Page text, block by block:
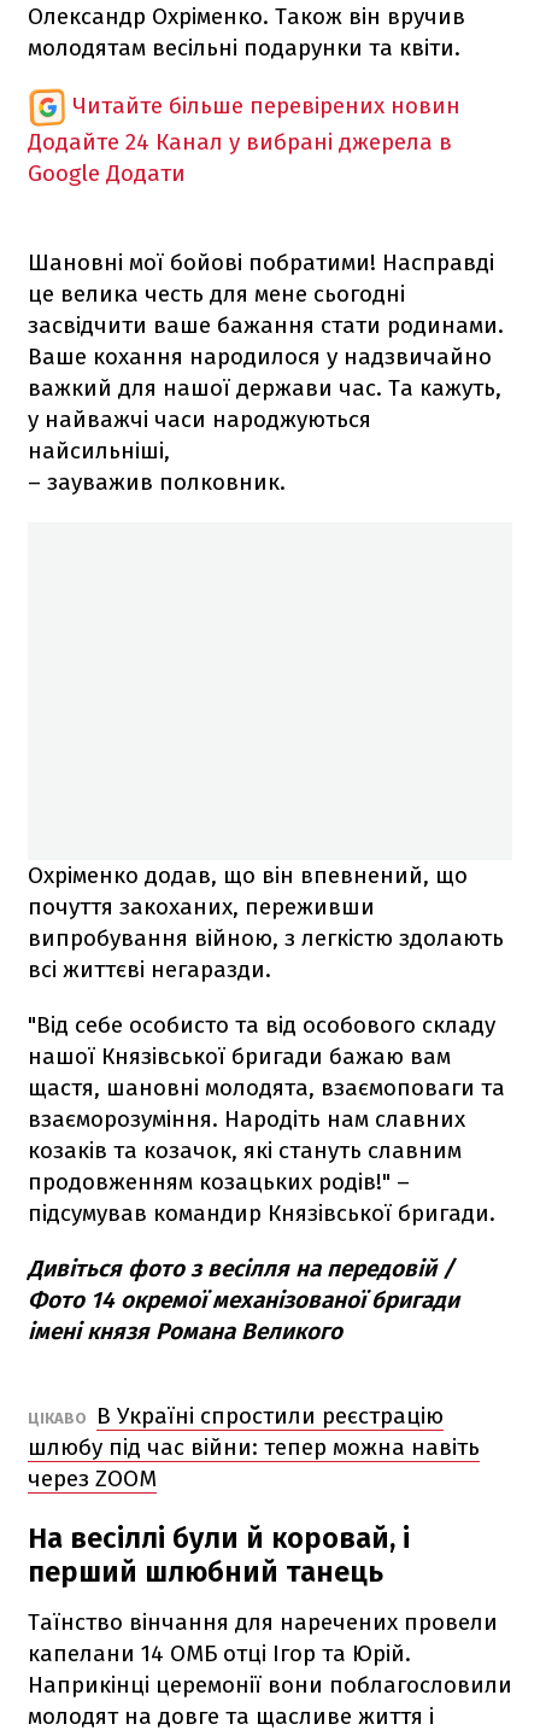
Олександр Охріменко. Також він вручив
молодятам весільні подарунки та квіти.
Читайте більше перевірених новин
Додайте 24 Канал у вибрані джерела в
Google Додати
Шановні мої бойові побратими! Насправді
це велика честь для мене сьогодні
засвідчити ваше бажання стати родинами.
Ваше кохання народилося у надзвичайно
важкий для нашої держави час. Та кажуть,
у найважчі часи народжуються
найсильніші,
– зауважив полковник.
Охріменко додав, що він впевнений, що
почуття закоханих, переживши
випробування війною, з легкістю здолають
всі життєві негаразди.
"Від себе особисто та від особового складу
нашої Князівської бригади бажаю вам
щастя, шановні молодята, взаємоповаги та
взаєморозуміння. Народіть нам славних
козаків та козачок, які стануть славним
продовженням козацьких родів!" –
підсумував командир Князівської бригади.
Дивіться фото з весілля на передовій /
Фото 14 окремої механізованої бригади
імені князя Романа Великого
ЦІКАВО
В Україні спростили реєстрацію
шлюбу під час війни: тепер можна навіть
через ZOOM
На весіллі були й коровай, і
перший шлюбний танець
Таїнство вінчання для наречених провели
капелани 14 ОМБ отці Ігор та Юрій.
Наприкінці церемонії вони поблагословили
молодят на довге та щасливе життя і